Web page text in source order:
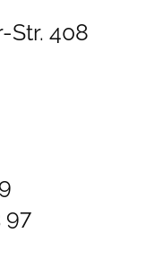
Str. 408
97